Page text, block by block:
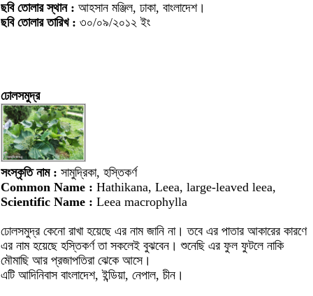
ছবি তোলার স্থান : আহসান মঞ্জিল, ঢাকা, বাংলাদেশ।
ছবি তোলার তারিখ : ৩০/০৯/২০১২ ইং
ঢোলসমুদ্র
সংস্কৃতি নাম : সামুদ্রিকা, হস্তিকর্ণ
Common Name : Hathikana, Leea, large-leaved leea,
Scientific Name : Leea macrophylla
ঢোলসমুদ্র কেনো রাখা হয়েছে এর নাম জানি না। তবে এর পাতার আকারের কারণে
এর নাম হয়েছে হস্তিকর্ণ তা সকলেই বুঝবেন। শুনেছি এর ফুল ফুটলে নাকি
মৌমাছি আর প্রজাপতিরা ঝেকে আসে।
এটি আদিনিবাস বাংলাদেশ, ইন্ডিয়া, নেপাল, চীন।